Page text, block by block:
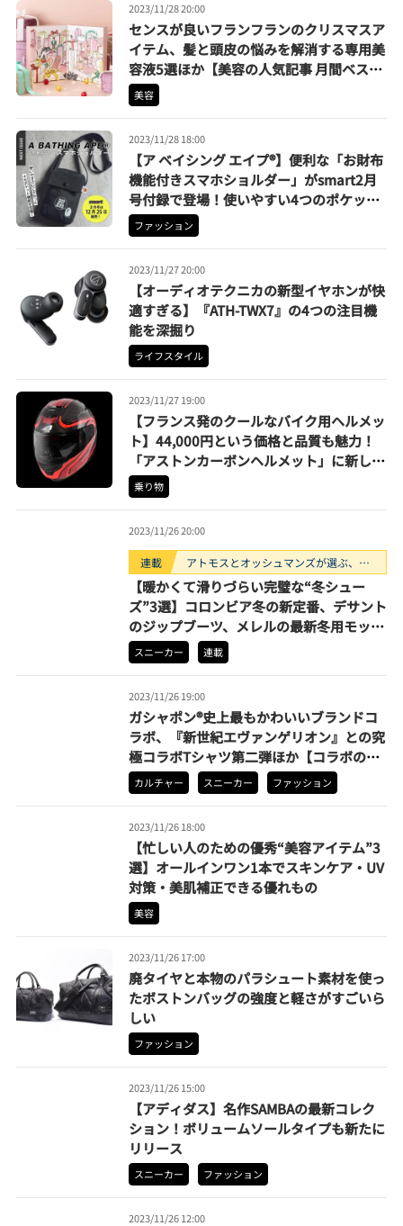
2023/11/28 20:00
センスが良いフランフランのクリスマスア
イテム、髪と頭皮の悩みを解消する専用美
容液5選ほか【美容の人気記事 月間ベスト
3】（2023年10月）
美容
2023/11/28 18:00
【ア ベイシング エイプ®】便利な「お財布
機能付きスマホショルダー」がsmart2月
号付録で登場！使いやすい4つのポケット
を解説
ファッション
2023/11/27 20:00
【オーディオテクニカの新型イヤホンが快
適すぎる】『ATH-TWX7』の4つの注目機
能を深掘り
ライフスタイル
2023/11/27 19:00
【フランス発のクールなバイク用ヘルメッ
ト】44,000円という価格と品質も魅力！
「アストンカーボンヘルメット」に新しく
システムタイプが追加
乗り物
2023/11/26 20:00
連載
アトモスとオッシュマンズが選ぶ、買
うべきスニーカー3選。
【暖かくて滑りづらい完璧な“冬シュー
ズ”3選】コロンビア冬の新定番、デサント
のジップブーツ、メレルの最新冬用モック
【12月買うべきモデル】
スニーカー 連載
2023/11/26 19:00
ガシャポン®史上最もかわいいブランドコ
ラボ、『新世紀エヴァンゲリオン』との究
極コラボTシャツ第二弾ほか【コラボの人
気記事 月間ベスト3】（2023年10月）
カルチャー スニーカー ファッション
2023/11/26 18:00
【忙しい人のための優秀“美容アイテム”3
選】オールインワン1本でスキンケア・UV
対策・美肌補正できる優れもの
美容
2023/11/26 17:00
廃タイヤと本物のパラシュート素材を使っ
たボストンバッグの強度と軽さがすごいら
しい
ファッション
2023/11/26 15:00
【アディダス】名作SAMBAの最新コレク
ション！ボリュームソールタイプも新たに
リリース
スニーカー ファッション
2023/11/26 12:00